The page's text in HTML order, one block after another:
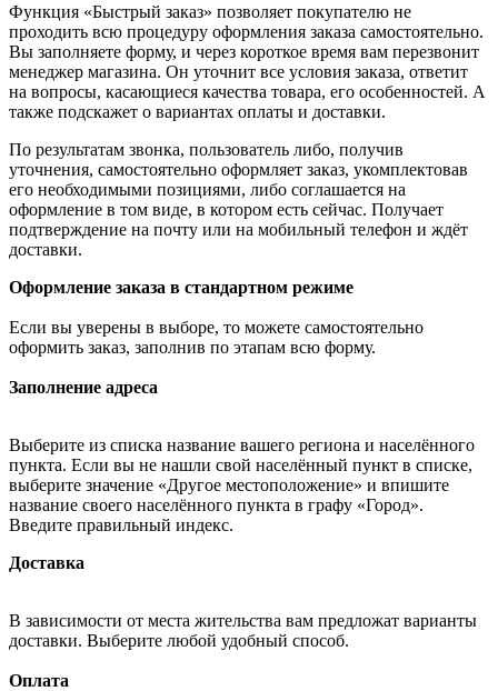
Функция «Быстрый заказ» позволяет покупателю не
проходить всю процедуру оформления заказа самостоятельно.
Вы заполняете форму, и через короткое время вам перезвонит
менеджер магазина. Он уточнит все условия заказа, ответит
на вопросы, касающиеся качества товара, его особенностей. А
также подскажет о вариантах оплаты и доставки.
По результатам звонка, пользователь либо, получив
уточнения, самостоятельно оформляет заказ, укомплектовав
его необходимыми позициями, либо соглашается на
оформление в том виде, в котором есть сейчас. Получает
подтверждение на почту или на мобильный телефон и ждёт
доставки.
Оформление заказа в стандартном режиме
Если вы уверены в выборе, то можете самостоятельно
оформить заказ, заполнив по этапам всю форму.
Заполнение адреса
Выберите из списка название вашего региона и населённого
пункта. Если вы не нашли свой населённый пункт в списке,
выберите значение «Другое местоположение» и впишите
название своего населённого пункта в графу «Город».
Введите правильный индекс.
Доставка
В зависимости от места жительства вам предложат варианты
доставки. Выберите любой удобный способ.
Оплата